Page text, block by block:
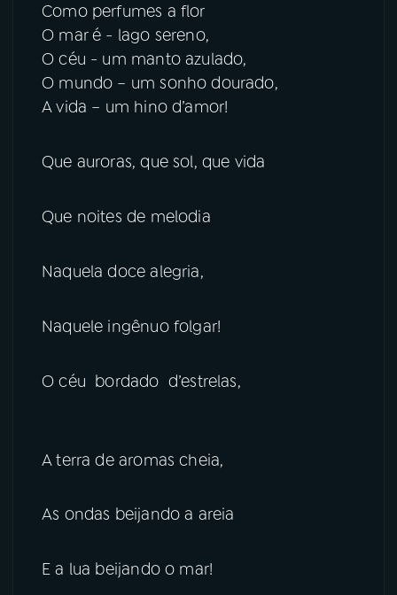
Como perfumes a flor
O mar é - lago sereno,
O céu - um manto azulado,
O mundo – um sonho dourado,
A vida – um hino d’amor!
Que auroras, que sol, que vida
Que noites de melodia
Naquela doce alegria,
Naquele ingênuo folgar!
O céu bordado d’estrelas,
A terra de aromas cheia,
As ondas beijando a areia
E a lua beijando o mar!